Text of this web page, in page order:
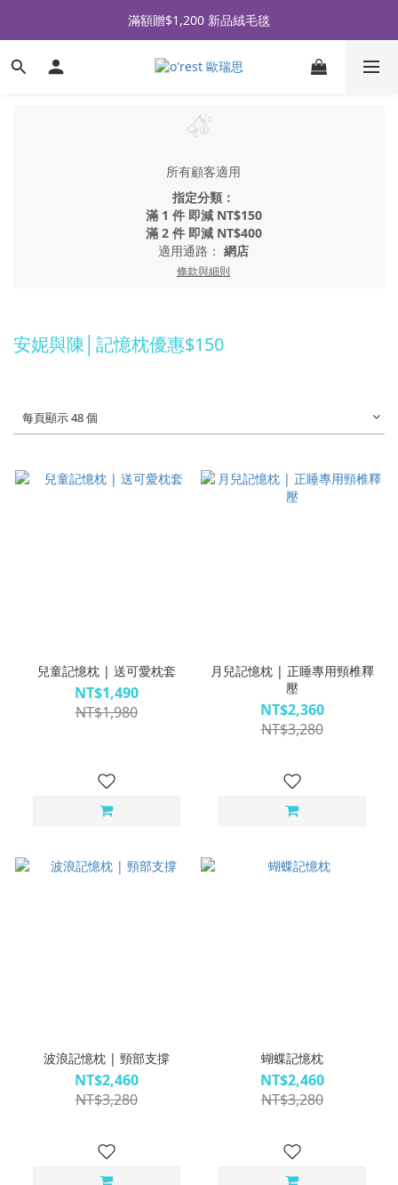
全品牌滿 $990免運｜會員買即贈〈 購物金 〉
滿額贈$1,200 新品絨毛毯
全品牌滿 $990免運｜會員買即贈〈 購物金 〉
所有顧客適用
指定分類：
滿 1 件 即減 NT$150
滿 2 件 即減 NT$400
適用通路： 網店
條款與細則
安妮與陳│記憶枕優惠$150
每頁顯示 48 個
兒童記憶枕 | 送可愛枕套
NT$1,490
NT$1,980
月兒記憶枕 | 正睡專用頸椎釋
壓
NT$2,360
NT$3,280
波浪記憶枕 | 頸部支撐
NT$2,460
NT$3,280
蝴蝶記憶枕
NT$2,460
NT$3,280